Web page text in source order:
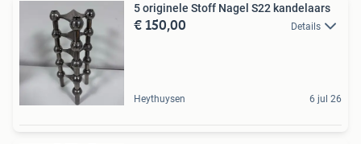
5 originele Stoff Nagel S22 kandelaars
€ 150,00 Details
Heythuysen 6 jul 26